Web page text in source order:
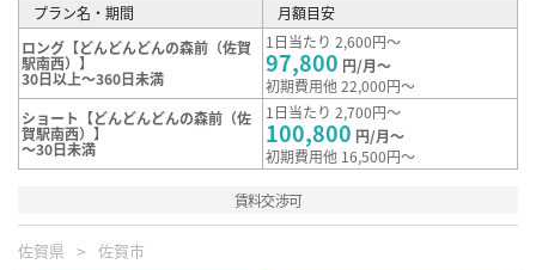
プラン名・期間
月額目安
ロング【どんどんどんの森前（佐賀
駅南西）】
30日以上～360日未満
1日当たり 2,600円～
97,800 円/月～
初期費用他 22,000円～
ショート【どんどんどんの森前（佐
賀駅南西）】
～30日未満
1日当たり 2,700円～
100,800 円/月～
初期費用他 16,500円～
賃料交渉可
佐賀県 佐賀市